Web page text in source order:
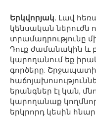
Երկվորյակ. Լավ
կենսական ներուժն
տրամադրությունը
Դուք ժամանակին և
կարողանում եք
գործերը: Շրջապատի
երանգներ էլ կան,
կարողանաք
երկրորդ կեսին